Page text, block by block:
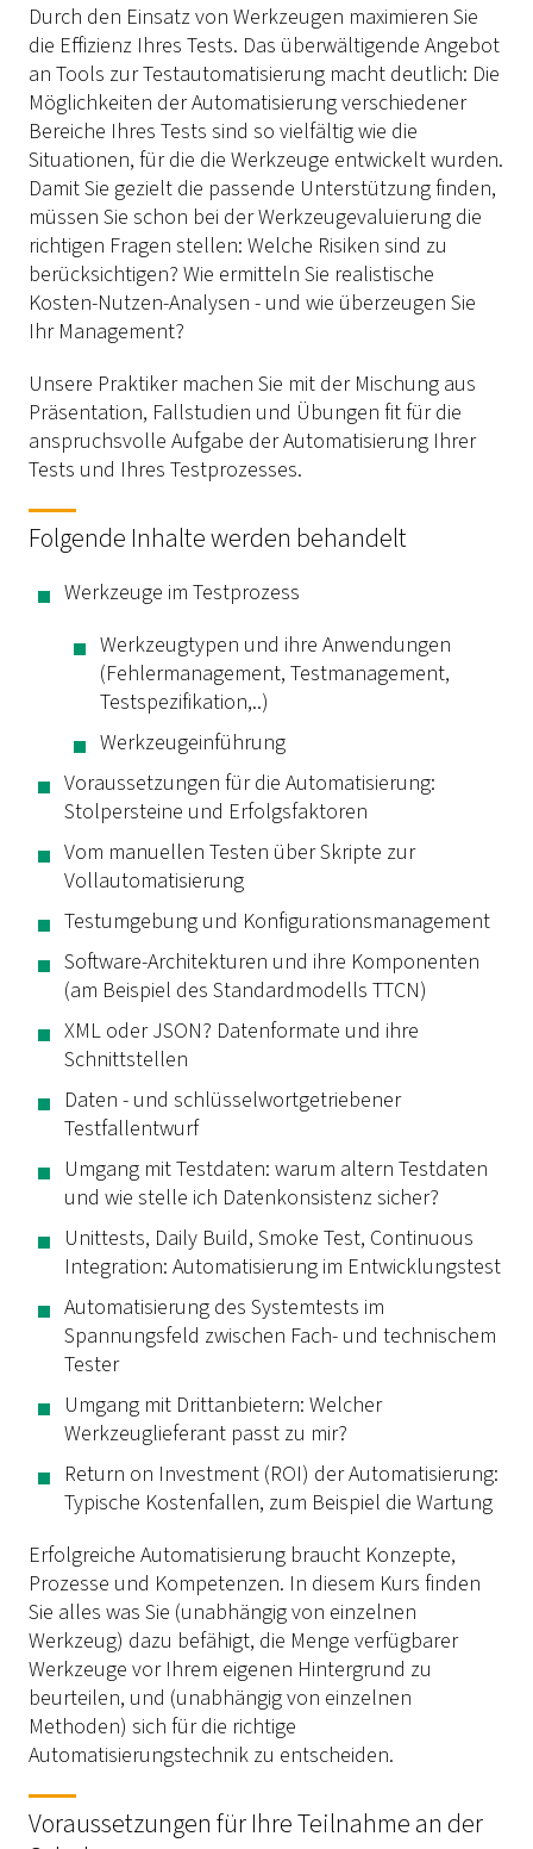
Durch den Einsatz von Werkzeugen maximieren Sie
die Effizienz Ihres Tests. Das überwältigende Angebot
an Tools zur Testautomatisierung macht deutlich: Die
Möglichkeiten der Automatisierung verschiedener
Bereiche Ihres Tests sind so vielfältig wie die
Situationen, für die die Werkzeuge entwickelt wurden.
Damit Sie gezielt die passende Unterstützung finden,
müssen Sie schon bei der Werkzeugevaluierung die
richtigen Fragen stellen: Welche Risiken sind zu
berücksichtigen? Wie ermitteln Sie realistische
Kosten-Nutzen-Analysen - und wie überzeugen Sie
Ihr Management?
Unsere Praktiker machen Sie mit der Mischung aus
Präsentation, Fallstudien und Übungen fit für die
anspruchsvolle Aufgabe der Automatisierung Ihrer
Tests und Ihres Testprozesses.
Folgende Inhalte werden behandelt
Werkzeuge im Testprozess
Werkzeugtypen und ihre Anwendungen
(Fehlermanagement, Testmanagement,
Testspezifikation,..)
Werkzeugeinführung
Voraussetzungen für die Automatisierung:
Stolpersteine und Erfolgsfaktoren
Vom manuellen Testen über Skripte zur
Vollautomatisierung
Testumgebung und Konfigurationsmanagement
Software-Architekturen und ihre Komponenten
(am Beispiel des Standardmodells TTCN)
XML oder JSON? Datenformate und ihre
Schnittstellen
Daten - und schlüsselwortgetriebener
Testfallentwurf
Umgang mit Testdaten: warum altern Testdaten
und wie stelle ich Datenkonsistenz sicher?
Unittests, Daily Build, Smoke Test, Continuous
Integration: Automatisierung im Entwicklungstest
Automatisierung des Systemtests im
Spannungsfeld zwischen Fach- und technischem
Tester
Umgang mit Drittanbietern: Welcher
Werkzeuglieferant passt zu mir?
Return on Investment (ROI) der Automatisierung:
Typische Kostenfallen, zum Beispiel die Wartung
Erfolgreiche Automatisierung braucht Konzepte,
Prozesse und Kompetenzen. In diesem Kurs finden
Sie alles was Sie (unabhängig von einzelnen
Werkzeug) dazu befähigt, die Menge verfügbarer
Werkzeuge vor Ihrem eigenen Hintergrund zu
beurteilen, und (unabhängig von einzelnen
Methoden) sich für die richtige
Automatisierungstechnik zu entscheiden.
Voraussetzungen für Ihre Teilnahme an der